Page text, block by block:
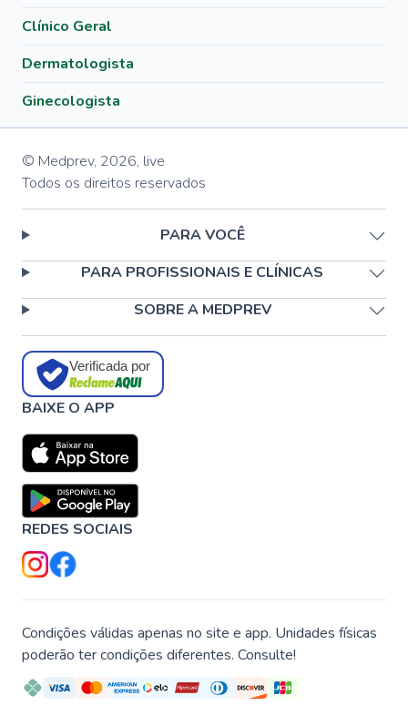
Clínico Geral
Dermatologista
Ginecologista
© Medprev, 2026, live
Todos os direitos reservados
PARA VOCÊ
PARA PROFISSIONAIS E CLÍNICAS
SOBRE A MEDPREV
Verificada por
BAIXE O APP
REDES SOCIAIS
Condições válidas apenas no site e app. Unidades físicas
poderão ter condições diferentes. Consulte!